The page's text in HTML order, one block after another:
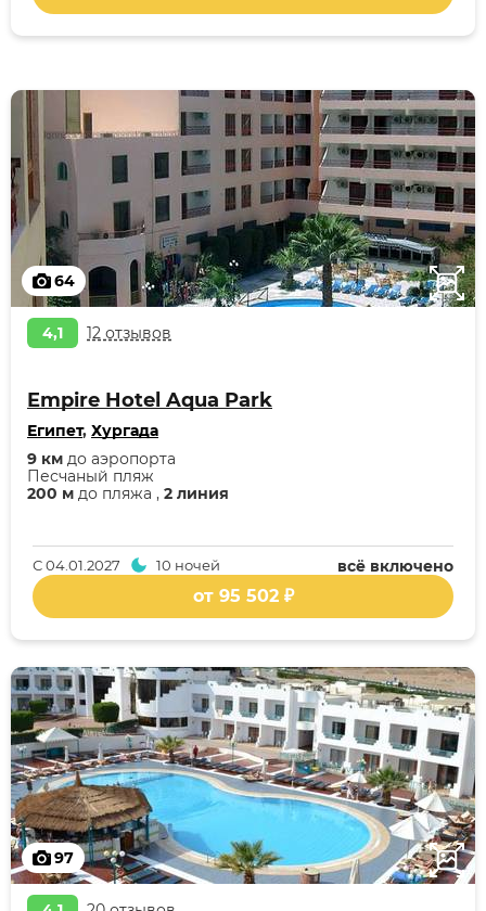
64
4,1 12 отзывов
Empire Hotel Aqua Park
Египет, Хургада
200 м до пляжа , 2 линия
Песчаный пляж
9 км до аэропорта
всё включено
С04.01.2027 10 ночей
от 95 502 ₽
97